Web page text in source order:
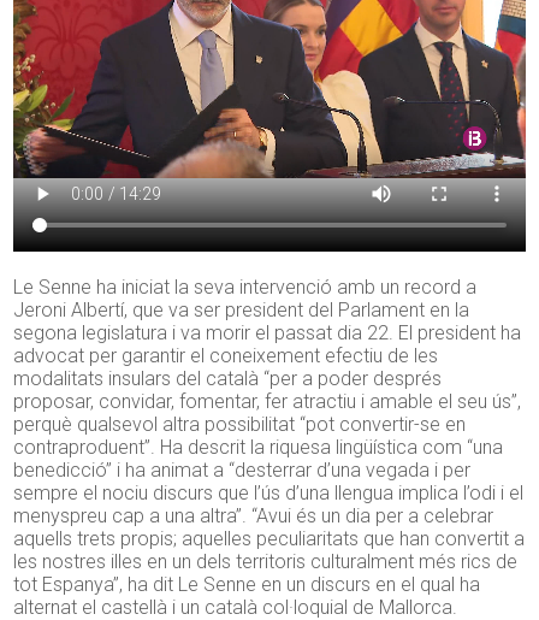
Le Senne ha iniciat la seva intervenció amb un record a
Jeroni Albertí, que va ser president del Parlament en la
segona legislatura i va morir el passat dia 22. El president ha
advocat per garantir el coneixement efectiu de les
modalitats insulars del català “per a poder després
proposar, convidar, fomentar, fer atractiu i amable el seu ús”,
perquè qualsevol altra possibilitat “pot convertir-se en
contraproduent”. Ha descrit la riquesa lingüística com “una
benedicció” i ha animat a “desterrar d’una vegada i per
sempre el nociu discurs que l’ús d’una llengua implica l’odi i el
menyspreu cap a una altra”. “Avui és un dia per a celebrar
aquells trets propis; aquelles peculiaritats que han convertit a
les nostres illes en un dels territoris culturalment més rics de
tot Espanya”, ha dit Le Senne en un discurs en el qual ha
alternat el castellà i un català col·loquial de Mallorca.